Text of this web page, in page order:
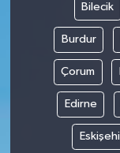
Bilecik
Burdur
Çorum
Edirne